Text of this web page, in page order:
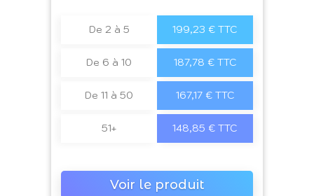
De 2 à 5 199,23 € TTC
De 6 à 10 187,78 € TTC
De 11 à 50 167,17 € TTC
51+ 148,85 € TTC
Voir le produit